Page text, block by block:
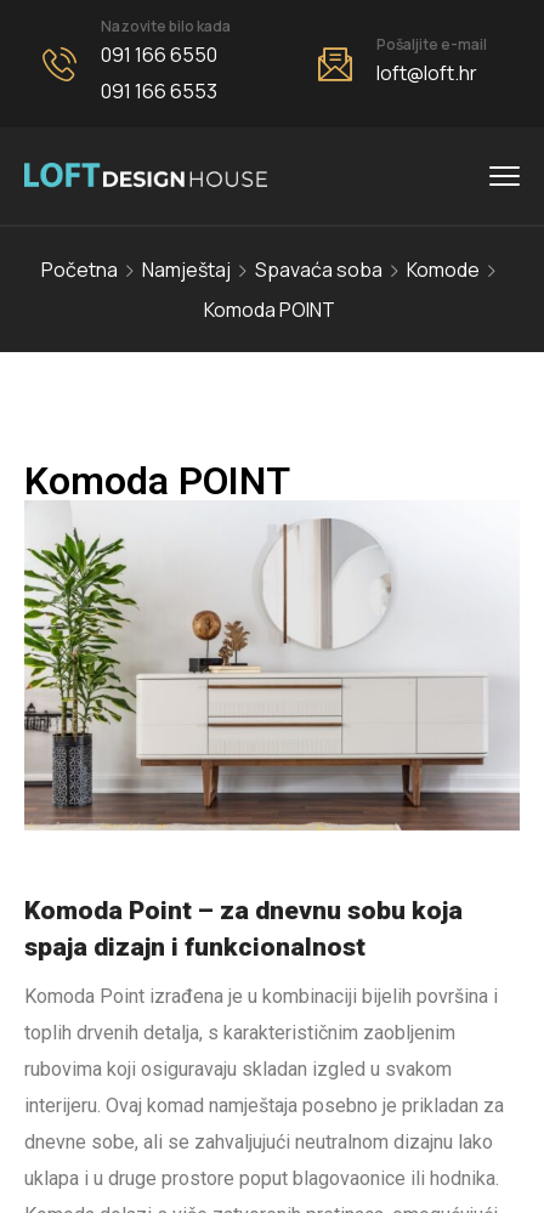
Nazovite bilo kada
091 166 6550
091 166 6553
Pošaljite e-mail
loft@loft.hr
Početna Namještaj Spavaća soba
Komode
Komoda POINT
Komoda POINT
Komoda Point – za dnevnu sobu koja
spaja dizajn i funkcionalnost
Komoda Point izrađena je u kombinaciji bijelih površina i
toplih drvenih detalja, s karakterističnim zaobljenim
rubovima koji osiguravaju skladan izgled u svakom
interijeru. Ovaj komad namještaja posebno je prikladan za
dnevne sobe, ali se zahvaljujući neutralnom dizajnu lako
uklapa i u druge prostore poput blagovaonice ili hodnika.